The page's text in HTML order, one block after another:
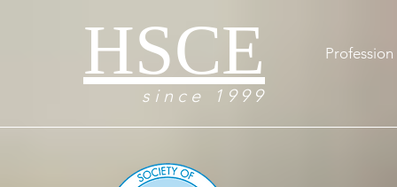
HSCE
s i n c e 1 9 9 9